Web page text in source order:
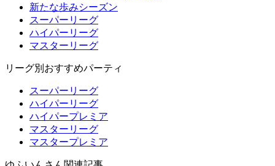
新たな歩みシーズン
スーパーリーグ
ハイパーリーグ
マスターリーグ
リーグ別おすすめパーティ
スーパーリーグ
ハイパーリーグ
ハイパープレミア
マスターリーグ
マスタープレミア